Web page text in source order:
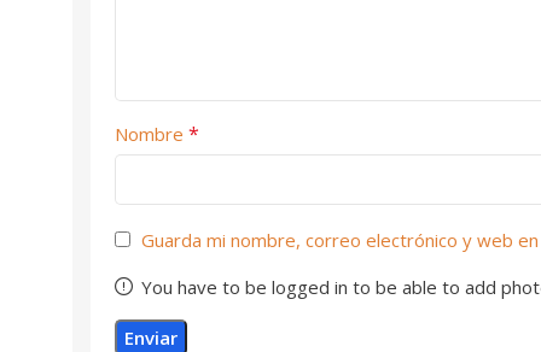
Nombre *
Guarda mi nombre, correo electrónico y web
You have to be logged in to be able to add